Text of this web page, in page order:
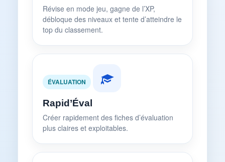
Révise en mode jeu, gagne de l’XP,
débloque des niveaux et tente d’atteindre le
top du classement.
ÉVALUATION
Rapid’Éval
Créer rapidement des fiches d’évaluation
plus claires et exploitables.